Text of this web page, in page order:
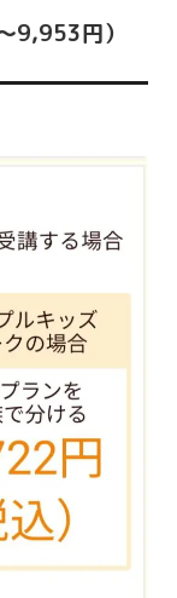
9,953円）